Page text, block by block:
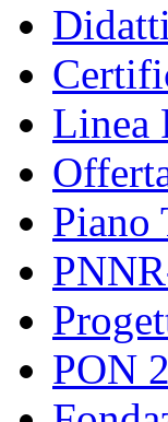
Linea
Piano
PON